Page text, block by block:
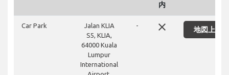
内
Car Park
Jalan KLIA
S5, KLIA,
64000 Kuala
Lumpur
International
- close 地図上に